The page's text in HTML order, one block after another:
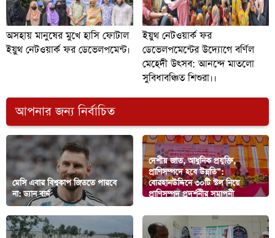
অসহায় মানুষের মুখে হাসি ফোটাল
ইয়ুথ নেটওয়ার্ক ফর ডেভেলপমেন্ট।
ইয়ুথ নেটওয়ার্ক ফর
ডেভেলপমেন্টের উদ্যোগে বর্ণিল
মেহেদী উৎসব: আনন্দে মাতলো
সুবিধাবঞ্চিত শিশুরা।।
আপনার জন্য নির্বাচিত
মেসি এবার বিশ্বকাপ জিততে পারবে
না: ড্যান বার্ন
দেশীয় জাত, আধুনিক প্রযুক্তি,
প্রাণিসম্পদে হবে উন্নতি”:
বোরহানউদ্দিনে ৩০টি স্টল নিয়ে
প্রাণিসম্পদ প্রদর্শনীর সমাপনী